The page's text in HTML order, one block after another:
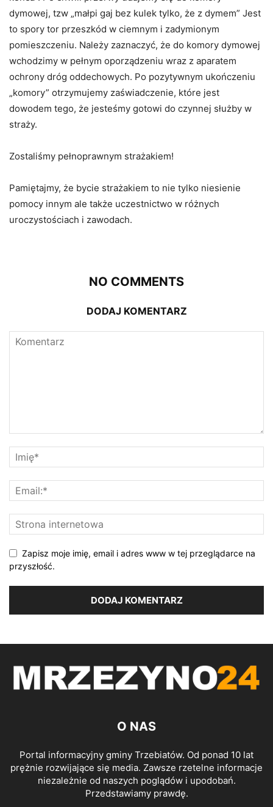
dymowej, tzw „małpi gaj bez kulek tylko, że z dymem” Jest
to spory tor przeszkód w ciemnym i zadymionym
pomieszczeniu. Należy zaznaczyć, że do komory dymowej
wchodzimy w pełnym oporządzeniu wraz z aparatem
ochrony dróg oddechowych. Po pozytywnym ukończeniu
„komory” otrzymujemy zaświadczenie, które jest
dowodem tego, że jesteśmy gotowi do czynnej służby w
straży.
Zostaliśmy pełnoprawnym strażakiem!
Pamiętajmy, że bycie strażakiem to nie tylko niesienie
pomocy innym ale także uczestnictwo w różnych
uroczystościach i zawodach.
NO COMMENTS
DODAJ KOMENTARZ
Zapisz moje imię, email i adres www w tej przeglądarce na
przyszłość.
O NAS
Portal informacyjny gminy Trzebiatów. Od ponad 10 lat
prężnie rozwijające się media. Zawsze rzetelne informacje
niezależnie od naszych poglądów i upodobań.
Przedstawiamy prawdę.